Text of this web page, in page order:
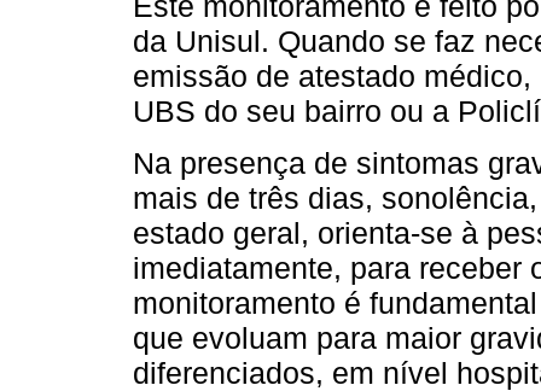
da Unisul. Quando se faz
emissão de atestado
UBS do seu bairro ou a
Na presença de sintomas
mais de três dias,
estado geral, orienta-se à
imediatamente, para receber
monitoramento é
que evoluam para maior
diferenciados, em nível